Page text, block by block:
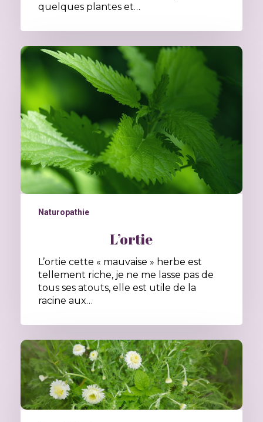
quelques plantes et…
Naturopathie
L’ortie
L’ortie cette « mauvaise » herbe est
tellement riche, je ne me lasse pas de
tous ses atouts, elle est utile de la
racine aux…